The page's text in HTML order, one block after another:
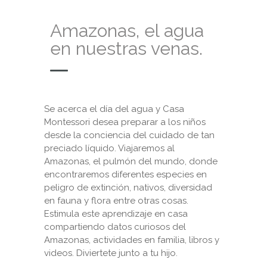
Amazonas, el agua
en nuestras venas.
Se acerca el día del agua y Casa
Montessori desea preparar a los niños
desde la conciencia del cuidado de tan
preciado líquido. Viajaremos al
Amazonas, el pulmón del mundo, donde
encontraremos diferentes especies en
peligro de extinción, nativos, diversidad
en fauna y flora entre otras cosas.
Estimula este aprendizaje en casa
compartiendo datos curiosos del
Amazonas, actividades en familia, libros y
videos. Diviertete junto a tu hijo.